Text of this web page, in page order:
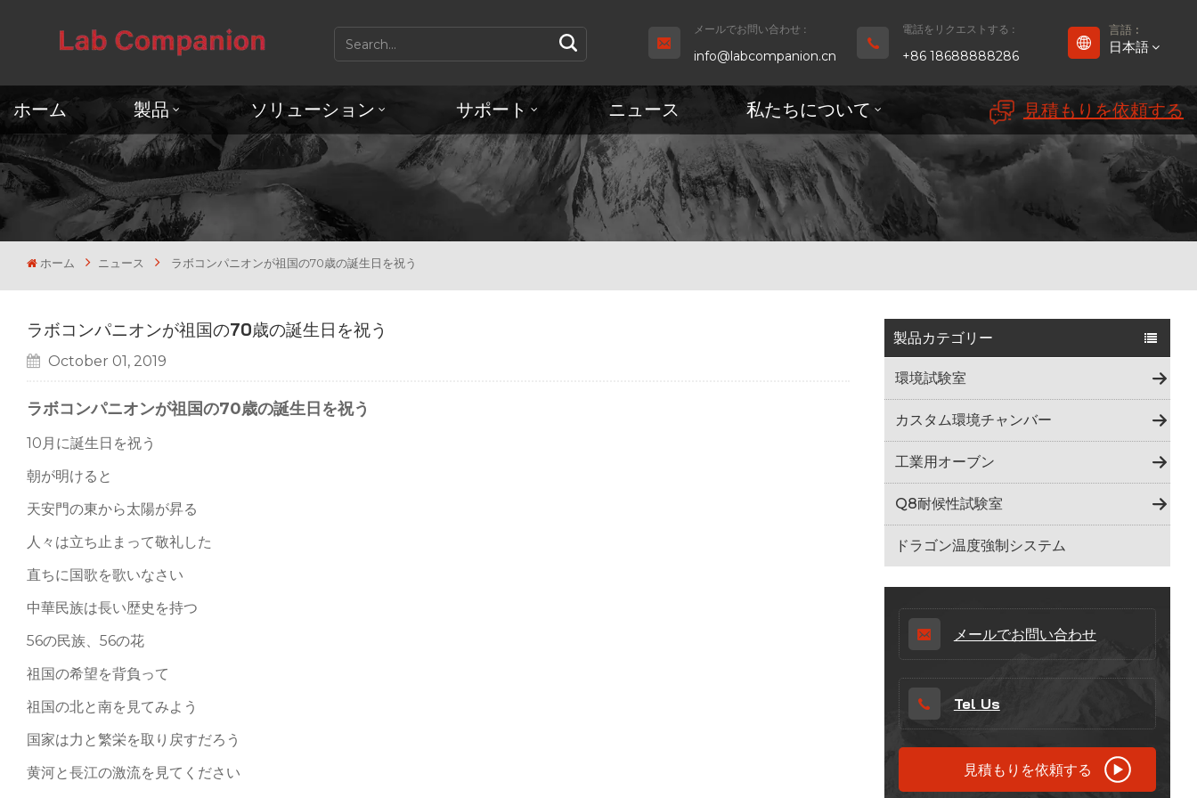
メールでお問い合わせ :
info@labcompanion.cn
電話をリクエストする :
+86 18688888286
言語 :
日本語
Español
日本語
Tiếng Việt
中文
ホーム 製品 ソリューション サポート ニュース 私たちについて 見積もりを依頼する
ホーム ニュース ラボコンパニオンが祖国の70歳の誕生日を祝う
製品カテゴリー
環境試験室
カスタム環境チャンバー
工業用オーブン
Q8耐候性試験室
ドラゴン温度強制システム
メールでお問い合わせ
Tel Us
見積もりを依頼する
ラボコンパニオンが祖国の70歳の誕生日を祝う
October 01, 2019
ラボコンパニオンが祖国の70歳の誕生日を祝う
10月に誕生日を祝う
朝が明けると
天安門の東から太陽が昇る
人々は立ち止まって敬礼した
直ちに国歌を歌いなさい
中華民族は長い歴史を持つ
56の民族、56の花
祖国の希望を背負って
祖国の北と南を見てみよう
国家は力と繁栄を取り戻すだろう
黄河と長江の激流を見てください